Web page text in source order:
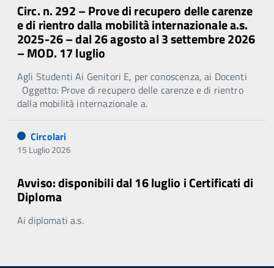
Circ. n. 292 – Prove di recupero delle carenze
e di rientro dalla mobilità internazionale a.s.
2025-26 – dal 26 agosto al 3 settembre 2026
– MOD. 17 luglio
Agli Studenti Ai Genitori E, per conoscenza, ai Docenti
Oggetto: Prove di recupero delle carenze e di rientro
dalla mobilità internazionale a.
Circolari
15 Luglio 2026
Avviso: disponibili dal 16 luglio i Certificati di
Diploma
Ai diplomati a.s.